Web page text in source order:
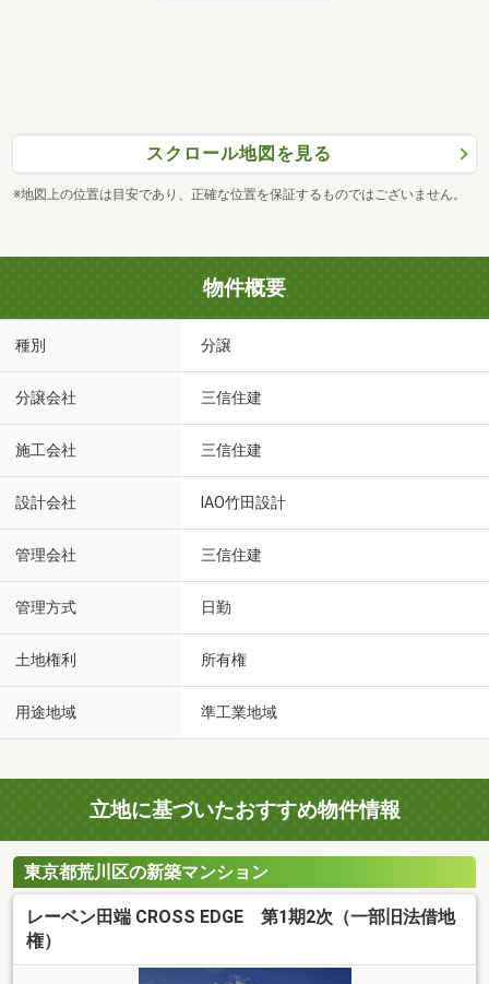
スクロール地図を見る
※地図上の位置は目安であり、正確な位置を保証するものではございません。
物件概要
種別 分譲
分譲会社 三信住建
施工会社 三信住建
設計会社 IAO竹田設計
管理会社 三信住建
管理方式 日勤
土地権利 所有権
用途地域 準工業地域
立地に基づいたおすすめ物件情報
東京都荒川区の新築マンション
レーベン田端 CROSS EDGE 第1期2次（一部旧法借地
権）